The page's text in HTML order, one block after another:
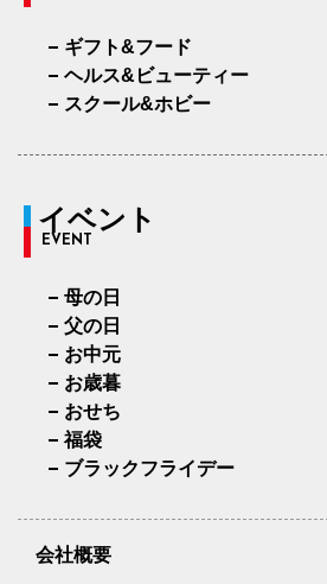
ギフト&フード
ヘルス&ビューティー
スクール&ホビー
イベント
EVENT
母の日
父の日
お中元
お歳暮
おせち
福袋
ブラックフライデー
会社概要